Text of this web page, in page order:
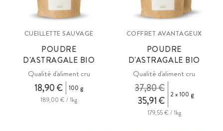
CUEILLETTE SAUVAGE
POUDRE
D'ASTRAGALE BIO
Qualité d'aliment cru
18,90 €
100 g
189,00 € / 1kg
COFFRET AVANTAGEUX
POUDRE
D'ASTRAGALE BIO
Qualité d'aliment cru
35,91 €
37,80 € 2 x 100 g
179,55 € / 1kg